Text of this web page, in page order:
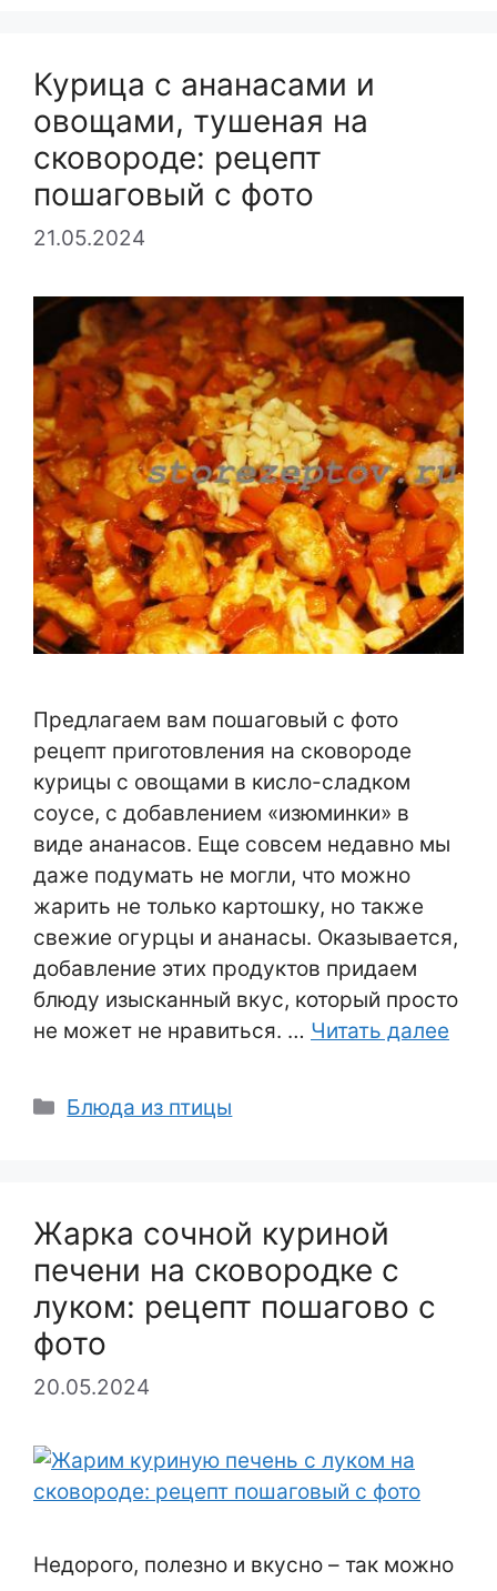
Курица с ананасами и
овощами, тушеная на
сковороде: рецепт
пошаговый с фото
21.05.2024
Предлагаем вам пошаговый с фото
рецепт приготовления на сковороде
курицы с овощами в кисло-сладком
соусе, с добавлением «изюминки» в
виде ананасов. Еще совсем недавно мы
даже подумать не могли, что можно
жарить не только картошку, но также
свежие огурцы и ананасы. Оказывается,
добавление этих продуктов придаем
блюду изысканный вкус, который просто
не может не нравиться. … Читать далее
Рубрики
Блюда из птицы
Жарка сочной куриной
печени на сковородке с
луком: рецепт пошагово с
фото
20.05.2024
Недорого, полезно и вкусно – так можно